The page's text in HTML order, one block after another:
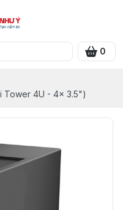
0
Tower 4U - 4x 3.5")